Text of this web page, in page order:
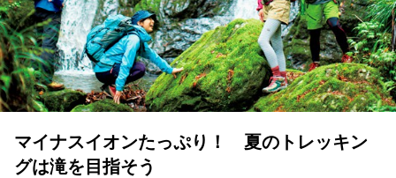
マイナスイオンたっぷり！ 夏のトレッキン
グは滝を目指そう